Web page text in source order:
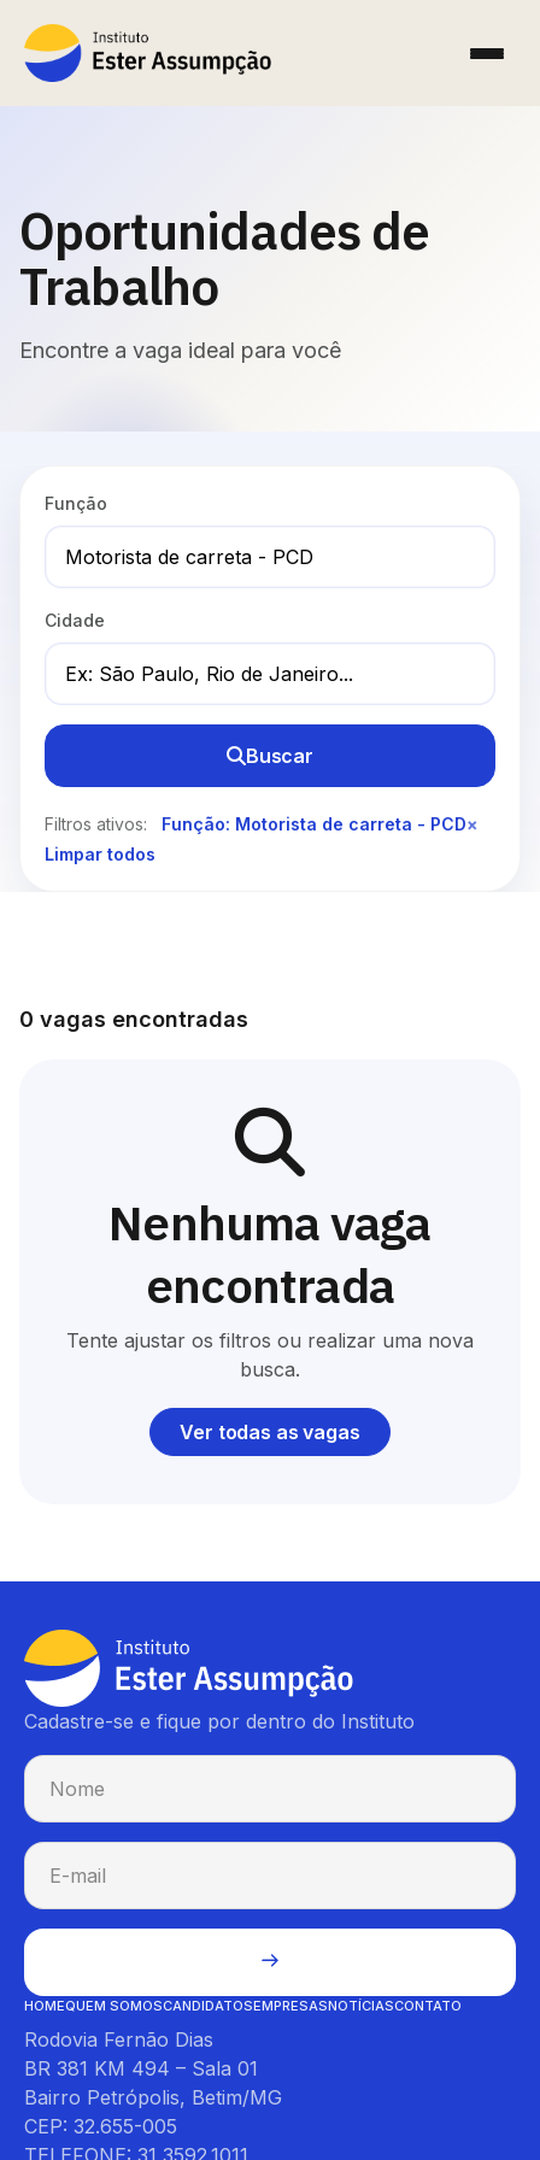
Oportunidades de
Trabalho
Encontre a vaga ideal para você
Função
Cidade
Buscar
Filtros ativos: Função: Motorista de carreta - PCD×
Limpar todos
0 vagas encontradas
Nenhuma vaga
encontrada
Tente ajustar os filtros ou realizar uma nova
busca.
Ver todas as vagas
Cadastre-se e fique por dentro do Instituto
HOMEQUEM SOMOSCANDIDATOSEMPRESASNOTÍCIASCONTATO
Rodovia Fernão Dias
BR 381 KM 494 – Sala 01
Bairro Petrópolis, Betim/MG
CEP: 32.655-005